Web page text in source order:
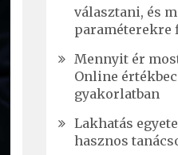
választani, és
paraméterekre
Mennyit ér
Online
gyakorlatban
Lakhatás
hasznos